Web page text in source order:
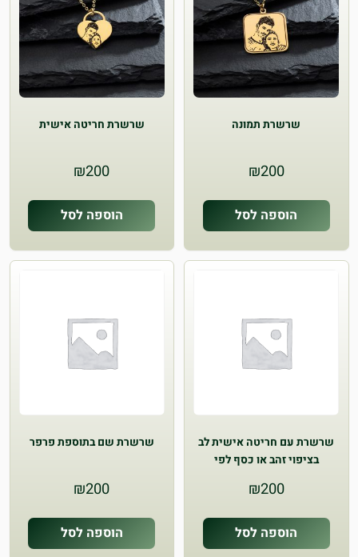
שרשרת תמונה
₪200
הוספה לסל
שרשרת חריטה אישית
₪200
הוספה לסל
שרשרת עם חריטה אישית לב
בציפוי זהב או כסף לפי
₪200
הוספה לסל
שרשרת שם בתוספת פרפר
₪200
הוספה לסל